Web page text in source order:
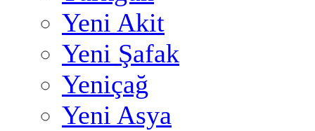
Yeni Akit
Yeni Şafak
Yeniçağ
Yeni Asya